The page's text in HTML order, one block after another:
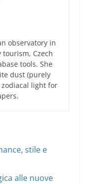
observatory in
tourism, Czech
tools. She
dust (purely
light for
stile e
alle nuove